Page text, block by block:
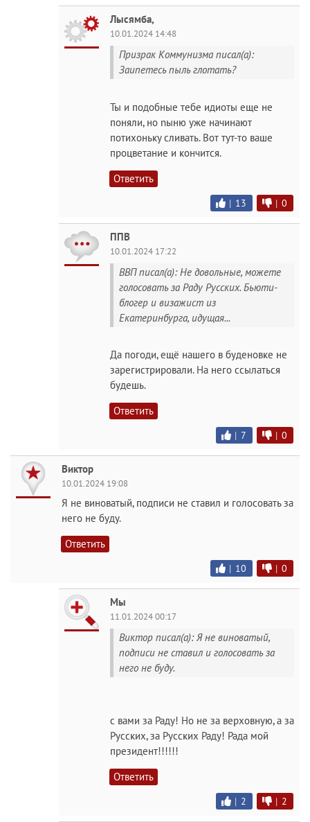
Лысямба,
10.01.2024 14:48
Призрак Коммунизма писал(а):
Заипетесь пыль глотать?
Ты и подобные тебе идиоты еще не
поняли, но nыню уже начинают
потихоньку сливать. Вот тут-то ваше
процветание и кончится.
Ответить
| 13 | 0
ППВ
10.01.2024 17:22
ВВП писал(а): Не довольные, можете
голосовать за Раду Русских. Бьюти-
блогер и визажист из
Екатеринбурга, идущая...
Да погоди, ещё нашего в буденовке не
зарегистрировали. На него ссылаться
будешь.
Ответить
| 7 | 0
Виктор
10.01.2024 19:08
Я не виноватый, подписи не ставил и голосовать за
него не буду.
Ответить
| 10 | 0
Мы
11.01.2024 00:17
Виктор писал(а): Я не виноватый,
подписи не ставил и голосовать за
него не буду.
с вами за Раду! Но не за верховную, а за
Русских, за Русских Раду! Рада мой
президент!!!!!!
Ответить
| 2 | 2